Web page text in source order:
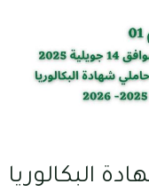
البكالوريا